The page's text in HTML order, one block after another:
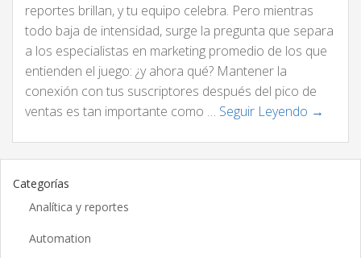
reportes brillan, y tu equipo celebra. Pero mientras
todo baja de intensidad, surge la pregunta que separa
a los especialistas en marketing promedio de los que
entienden el juego: ¿y ahora qué? Mantener la
conexión con tus suscriptores después del pico de
ventas es tan importante como … Seguir Leyendo →
Categorías
Analítica y reportes
Automation